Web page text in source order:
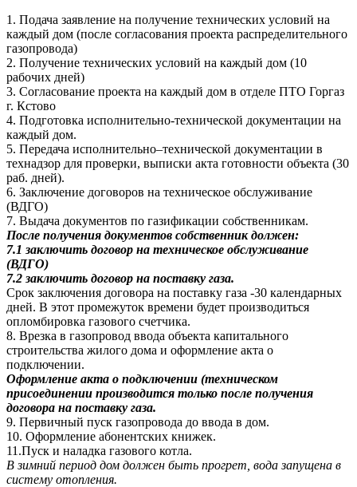
1. Подача заявление на получение технических условий на
каждый дом (после согласования проекта распределительного
газопровода)
2. Получение технических условий на каждый дом (10
рабочих дней)
3. Согласование проекта на каждый дом в отделе ПТО Горгаз
г. Кстово
4. Подготовка исполнительно-технической документации на
каждый дом.
5. Передача исполнительно–технической документации в
технадзор для проверки, выписки акта готовности объекта (30
раб. дней).
6. Заключение договоров на техническое обслуживание
(ВДГО)
7. Выдача документов по газификации собственникам.
После получения документов собственник должен:
7.1 заключить договор на техническое обслуживание
(ВДГО)
7.2 заключить договор на поставку газа.
Срок заключения договора на поставку газа -30 календарных
дней. В этот промежуток времени будет производиться
опломбировка газового счетчика.
8. Врезка в газопровод ввода объекта капитального
строительства жилого дома и оформление акта о
подключении.
Оформление акта о подключении (техническом
присоединении производится только после получения
договора на поставку газа.
9. Первичный пуск газопровода до ввода в дом.
10. Оформление абонентских книжек.
11.Пуск и наладка газового котла.
В зимний период дом должен быть прогрет, вода запущена в
систему отопления.